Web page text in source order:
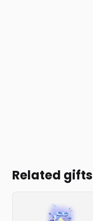
Related gifts